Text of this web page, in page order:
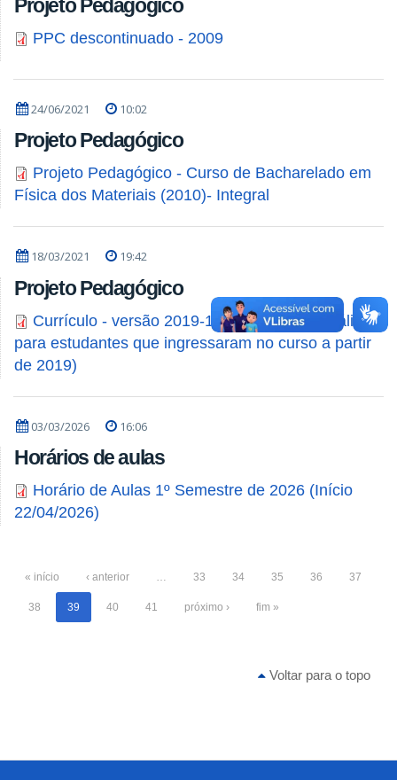
Projeto Pedagógico
PPC descontinuado - 2009
24/06/2021 10:02
Projeto Pedagógico
Projeto Pedagógico - Curso de Bacharelado em
Física dos Materiais (2010)- Integral
18/03/2021 19:42
Projeto Pedagógico
Currículo - versão 2019-1 - em vigência: (Válido
para estudantes que ingressaram no curso a partir
de 2019)
03/03/2026 16:06
Horários de aulas
Horário de Aulas 1º Semestre de 2026 (Início
22/04/2026)
« início ‹ anterior … 33 34 35 36 37
38 39 40 41 próximo › fim »
Voltar para o topo